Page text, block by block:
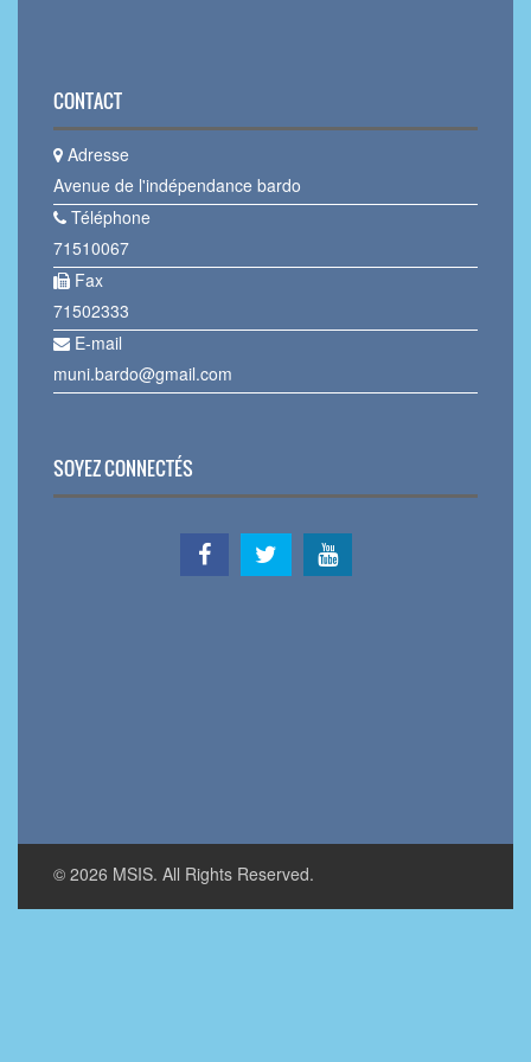
CONTACT
Adresse
Avenue de l'indépendance bardo
Téléphone
71510067
Fax
71502333
E-mail
muni.bardo@gmail.com
SOYEZ CONNECTÉS
© 2026 MSIS. All Rights Reserved.